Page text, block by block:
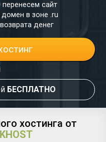
перенесем сайт
домен в зоне .ru
возврата денег
БЕСПЛАТНО
хостинга от